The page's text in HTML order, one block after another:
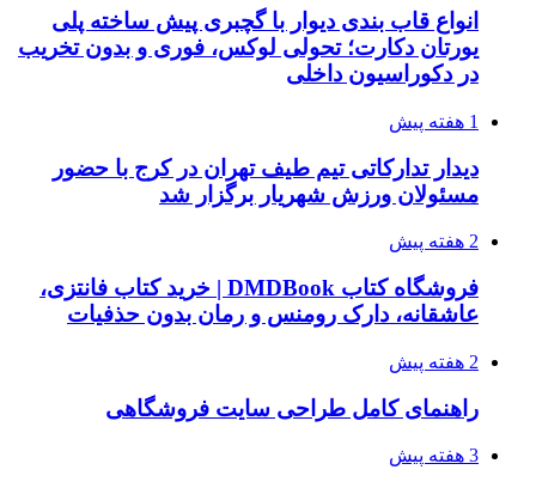
انواع قاب بندی دیوار با گچبری پیش ساخته پلی
یورتان دکارت؛ تحولی لوکس، فوری و بدون تخریب
در دکوراسیون داخلی
1 هفته پیش
دیدار تدارکاتی تیم طیف تهران در کرج با حضور
مسئولان ورزش شهریار برگزار شد
2 هفته پیش
فروشگاه کتاب DMDBook | خرید کتاب فانتزی،
عاشقانه، دارک رومنس و رمان بدون حذفیات
2 هفته پیش
راهنمای کامل طراحی سایت فروشگاهی
3 هفته پیش